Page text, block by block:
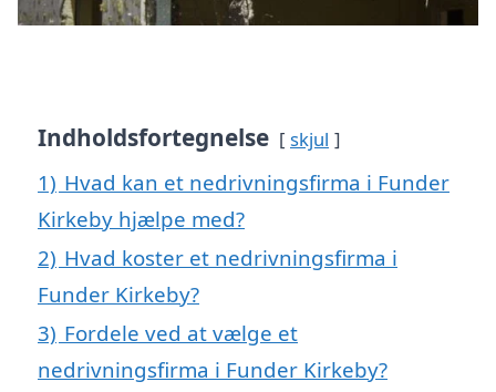
Indholdsfortegnelse skjul
1) Hvad kan et nedrivningsfirma i Funder
Kirkeby hjælpe med?
2) Hvad koster et nedrivningsfirma i
Funder Kirkeby?
3) Fordele ved at vælge et
nedrivningsfirma i Funder Kirkeby?